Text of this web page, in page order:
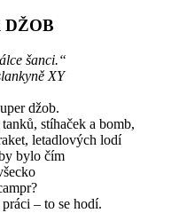
DŽOB
šanci.“
XY
džob.
stíhaček a bomb,
letadlových lodí
bylo čím
– to se hodí.